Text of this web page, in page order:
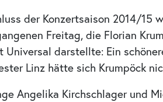
der Konzertsaison 2014/15
Freitag, die Florian
Universal darstellte: Ein
Linz hätte sich Krumpöck
Angelika Kirchschlager und